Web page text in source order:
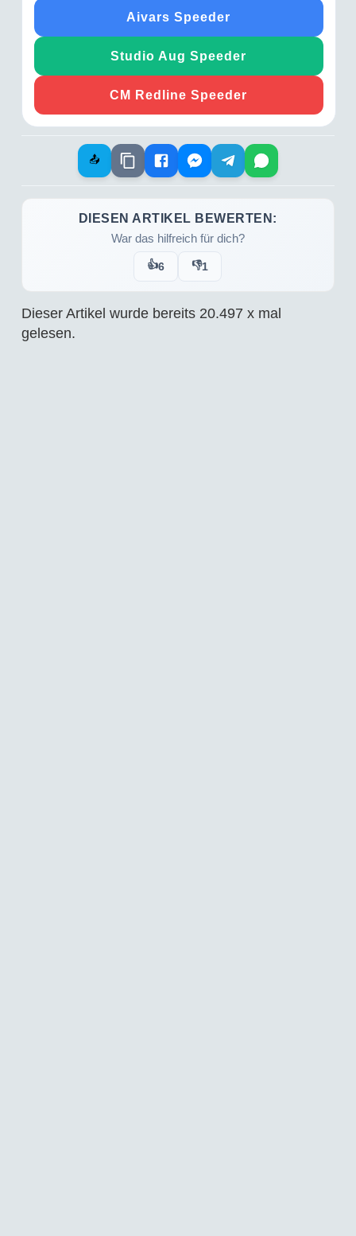
Aivars Speeder
Studio Aug Speeder
CM Redline Speeder
📤
DIESEN ARTIKEL BEWERTEN:
War das hilfreich für dich?
👍6 👎1
Dieser Artikel wurde bereits 20.497 x mal
gelesen.